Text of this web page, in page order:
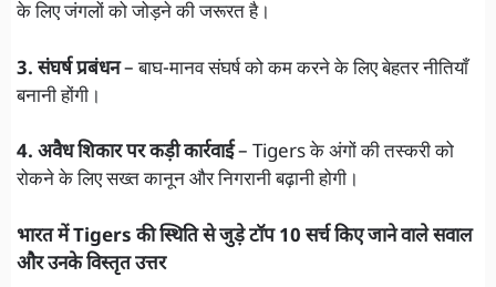
के लिए जंगलों को जोड़ने की जरूरत है।
3. संघर्ष प्रबंधन– बाघ-मानव संघर्ष को कम करने के लिए बेहतर नीतियाँ
बनानी होंगी।
4. अवैध शिकार पर कड़ी कार्रवाई– Tigers के अंगों की तस्करी को
रोकने के लिए सख्त कानून और निगरानी बढ़ानी होगी।
भारत में Tigers की स्थिति से जुड़े टॉप 10 सर्च किए जाने वाले सवाल
और उनके विस्तृत उत्तर